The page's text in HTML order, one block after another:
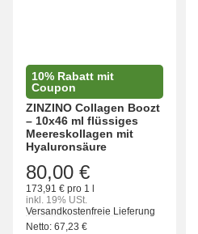
10% Rabatt mit
Coupon
ZINZINO Collagen Boozt
– 10x46 ml flüssiges
Meereskollagen mit
Hyaluronsäure
80,00 €
173,91 € pro 1 l
inkl. 19% USt.
Versandkostenfreie Lieferung
Netto: 67,23 €